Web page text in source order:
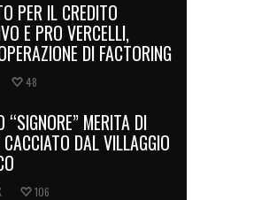
PER IL CREDITO
E PRO VERCELLI,
DI FACTORING
48
“SIGNORE” MERITA DI
CACCIATO DAL VILLAGGIO
106